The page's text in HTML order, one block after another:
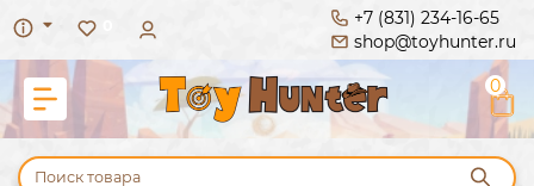
+7 (831) 234-16-65
shop@toyhunter.ru
0